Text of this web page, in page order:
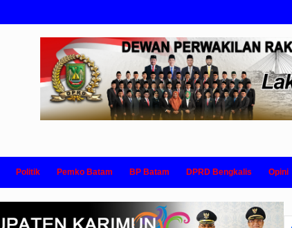
Politik Pemko Batam BP Batam DPRD Bengkalis Opini